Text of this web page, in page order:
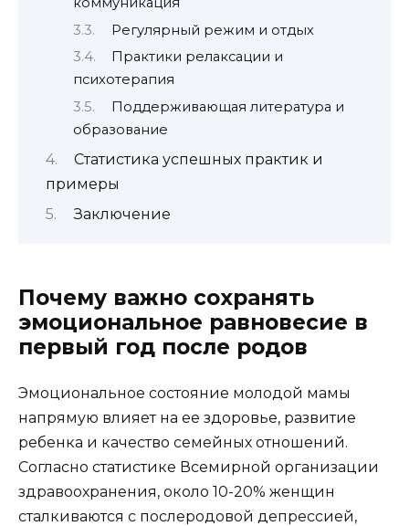
Регулярный режим и отдых
Практики релаксации и
психотерапия
Поддерживающая литература и
образование
Статистика успешных практик и
примеры
Заключение
Почему важно сохранять
эмоциональное равновесие в
первый год после родов
Эмоциональное состояние молодой мамы
напрямую влияет на ее здоровье, развитие
ребенка и качество семейных отношений.
Согласно статистике Всемирной организации
здравоохранения, около 10-20% женщин
сталкиваются с послеродовой депрессией,